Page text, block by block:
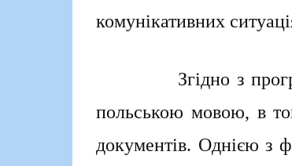
комунікативних
Згідно з програмою
польською мовою, в
документів. Однією з